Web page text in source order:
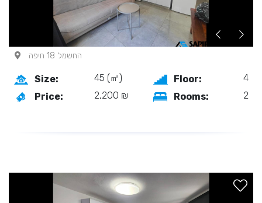
החשמל 18 חיפה
Size: 45 (㎡) Floor:
4
Price:
2,200 ₪ Rooms: 2